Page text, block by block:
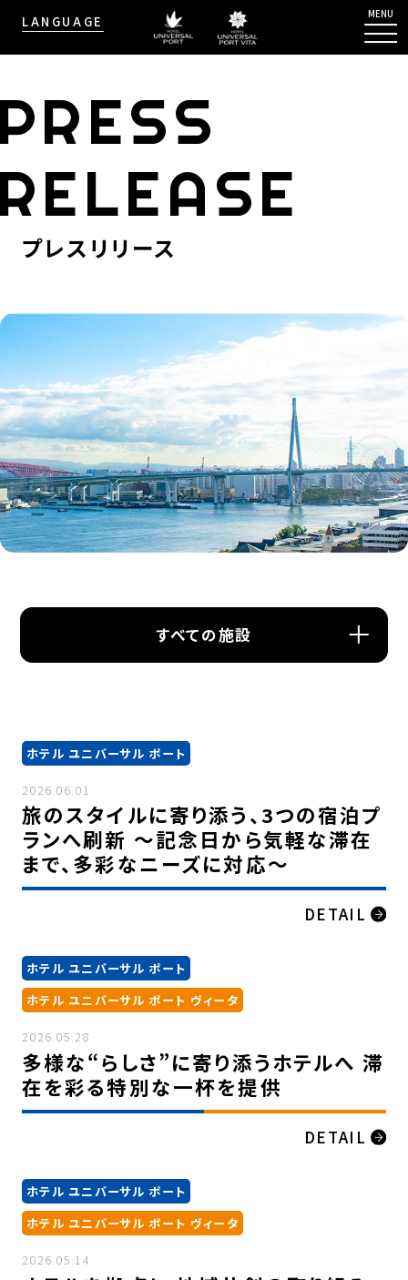
LANGUAGE MENU
プレスリリース
すべての施設
ホテル ユニバーサル ポート
2026.06.01
旅のスタイルに寄り添う、3つの宿泊プ
ランへ刷新 ～記念日から気軽な滞在
まで、多彩なニーズに対応～
DETAIL
ホテル ユニバーサル ポート
ホテル ユニバーサル ポート ヴィータ
2026.05.28
多様な“らしさ”に寄り添うホテルへ 滞
在を彩る特別な一杯を提供
DETAIL
ホテル ユニバーサル ポート
ホテル ユニバーサル ポート ヴィータ
2026.05.14